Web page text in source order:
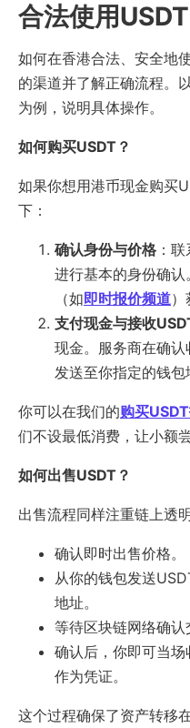
合法使用
如何在香港合法、安全地
的渠道并了解正确流程。
为例，说明具体操作。
如何购买USDT？
如果你想用港币现金购买
下：
确认身份与价格 ：
进行基本的身份确
（如即时报价频道）
支付现金与接收
现金。服务商在确
发送至你指定的钱包
你可以在我们的购买
们不设最低消费，让小额
如何出售USDT？
出售流程同样注重链上透
确认即时出售价格。
从你的钱包发送
地址。
等待区块链网络确认
确认后，你即可当
作为凭证。
这个过程确保了资产转移